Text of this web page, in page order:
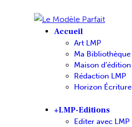
Accueil
Art LMP
Ma Bibliothèque
Maison d’édition
Rédaction LMP
Horizon Écriture
+LMP-Editions
Editer avec LMP